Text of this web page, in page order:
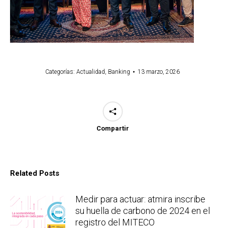
Categorías: Actualidad, Banking 13 marzo, 2026
Compartir
Related Posts
Medir para actuar: atmira inscribe
su huella de carbono de 2024 en el
registro del MITECO